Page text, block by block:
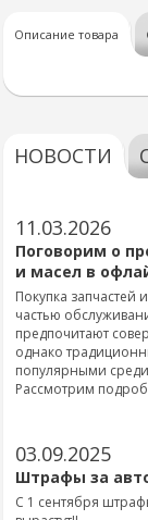
Описание товара
НОВОСТИ
11.03.2026
Поговорим о
и масел в
Покупка запчастей
частью
предпочитают
однако
популярными
Рассмотрим
03.09.2025
Штрафы за
С 1 сентября